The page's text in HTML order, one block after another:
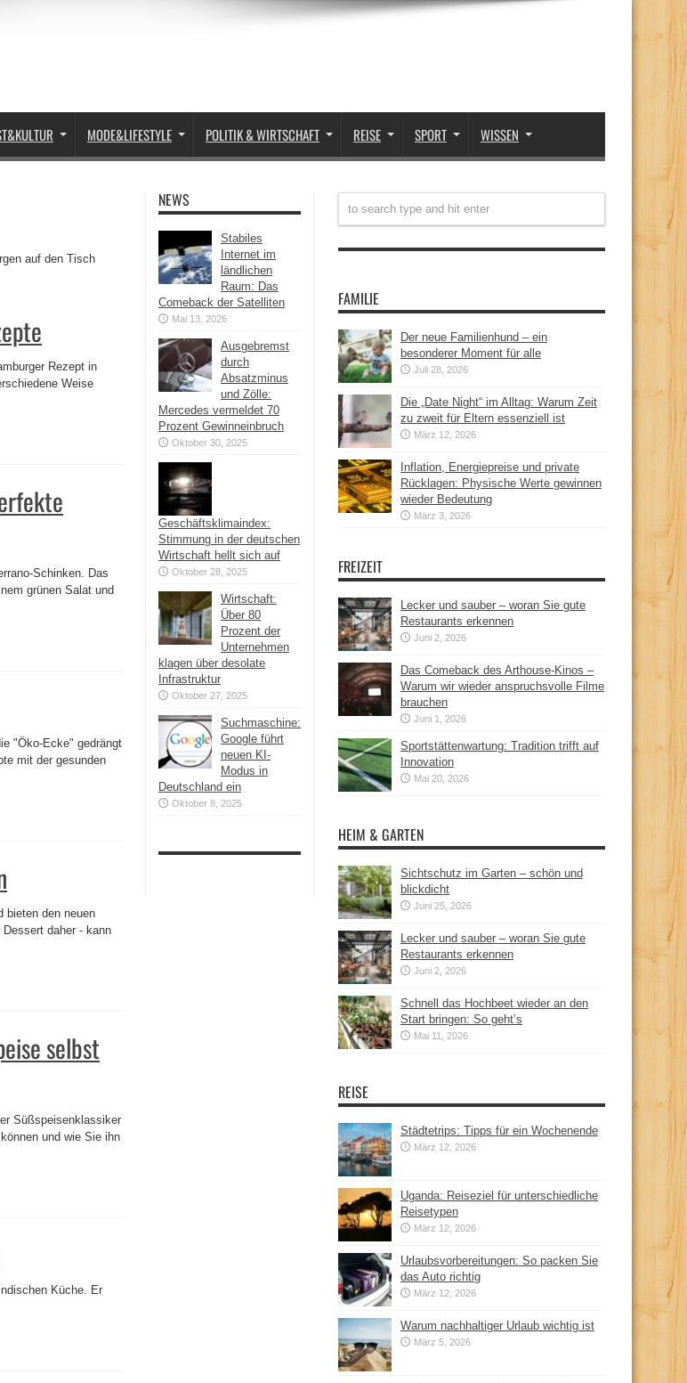
MODE&LIFESTYLE POLITIK & WIRTSCHAFT REISE SPORT WISSEN
auf den Tisch
Rezept in
Weise
Schinken. Das
grünen Salat und
"Öko-Ecke" gedrängt
mit der gesunden
bieten den neuen
daher - kann
selbst
Süßspeisenklassiker
und wie Sie ihn
Küche. Er
NEWS
Stabiles
Internet im
ländlichen
Raum: Das
Comeback der Satelliten
Mai 13, 2026
Ausgebremst
durch
Absatzminus
und Zölle:
Mercedes vermeldet 70
Prozent Gewinneinbruch
Oktober 30, 2025
Geschäftsklimaindex:
Stimmung in der deutschen
Wirtschaft hellt sich auf
Oktober 28, 2025
Wirtschaft:
Über 80
Prozent der
Unternehmen
klagen über desolate
Infrastruktur
Oktober 27, 2025
Suchmaschine:
Google führt
neuen KI-
Modus in
Deutschland ein
Oktober 8, 2025
FAMILIE
Der neue Familienhund – ein
besonderer Moment für alle
Juli 28, 2026
Die „Date Night“ im Alltag: Warum Zeit
zu zweit für Eltern essenziell ist
März 12, 2026
Inflation, Energiepreise und private
Rücklagen: Physische Werte gewinnen
wieder Bedeutung
März 3, 2026
FREIZEIT
Lecker und sauber – woran Sie gute
Restaurants erkennen
Juni 2, 2026
Das Comeback des Arthouse-Kinos –
Warum wir wieder anspruchsvolle Filme
brauchen
Juni 1, 2026
Sportstättenwartung: Tradition trifft auf
Innovation
Mai 20, 2026
HEIM & GARTEN
Sichtschutz im Garten – schön und
blickdicht
Juni 25, 2026
Lecker und sauber – woran Sie gute
Restaurants erkennen
Juni 2, 2026
Schnell das Hochbeet wieder an den
Start bringen: So geht’s
Mai 11, 2026
REISE
Städtetrips: Tipps für ein Wochenende
März 12, 2026
Uganda: Reiseziel für unterschiedliche
Reisetypen
März 12, 2026
Urlaubsvorbereitungen: So packen Sie
das Auto richtig
März 12, 2026
Warum nachhaltiger Urlaub wichtig ist
März 5, 2026